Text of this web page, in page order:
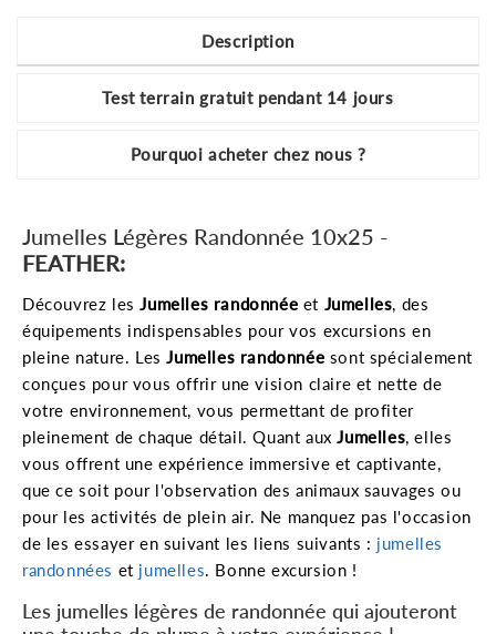
Description
Test terrain gratuit pendant 14 jours
Pourquoi acheter chez nous ?
Jumelles Légères Randonnée 10x25 -
FEATHER:
Découvrez lesJumelles randonnée et Jumelles, des
équipements indispensables pour vos excursions en
pleine nature. LesJumelles randonnée sont spécialement
conçues pour vous offrir une vision claire et nette de
votre environnement, vous permettant de profiter
pleinement de chaque détail. Quant auxJumelles, elles
vous offrent une expérience immersive et captivante,
que ce soit pour l'observation des animaux sauvages ou
pour les activités de plein air. Ne manquez pas l'occasion
de les essayer en suivant les liens suivants : jumelles
randonnées et jumelles. Bonne excursion !
Les jumelles légères de randonnée qui ajouteront